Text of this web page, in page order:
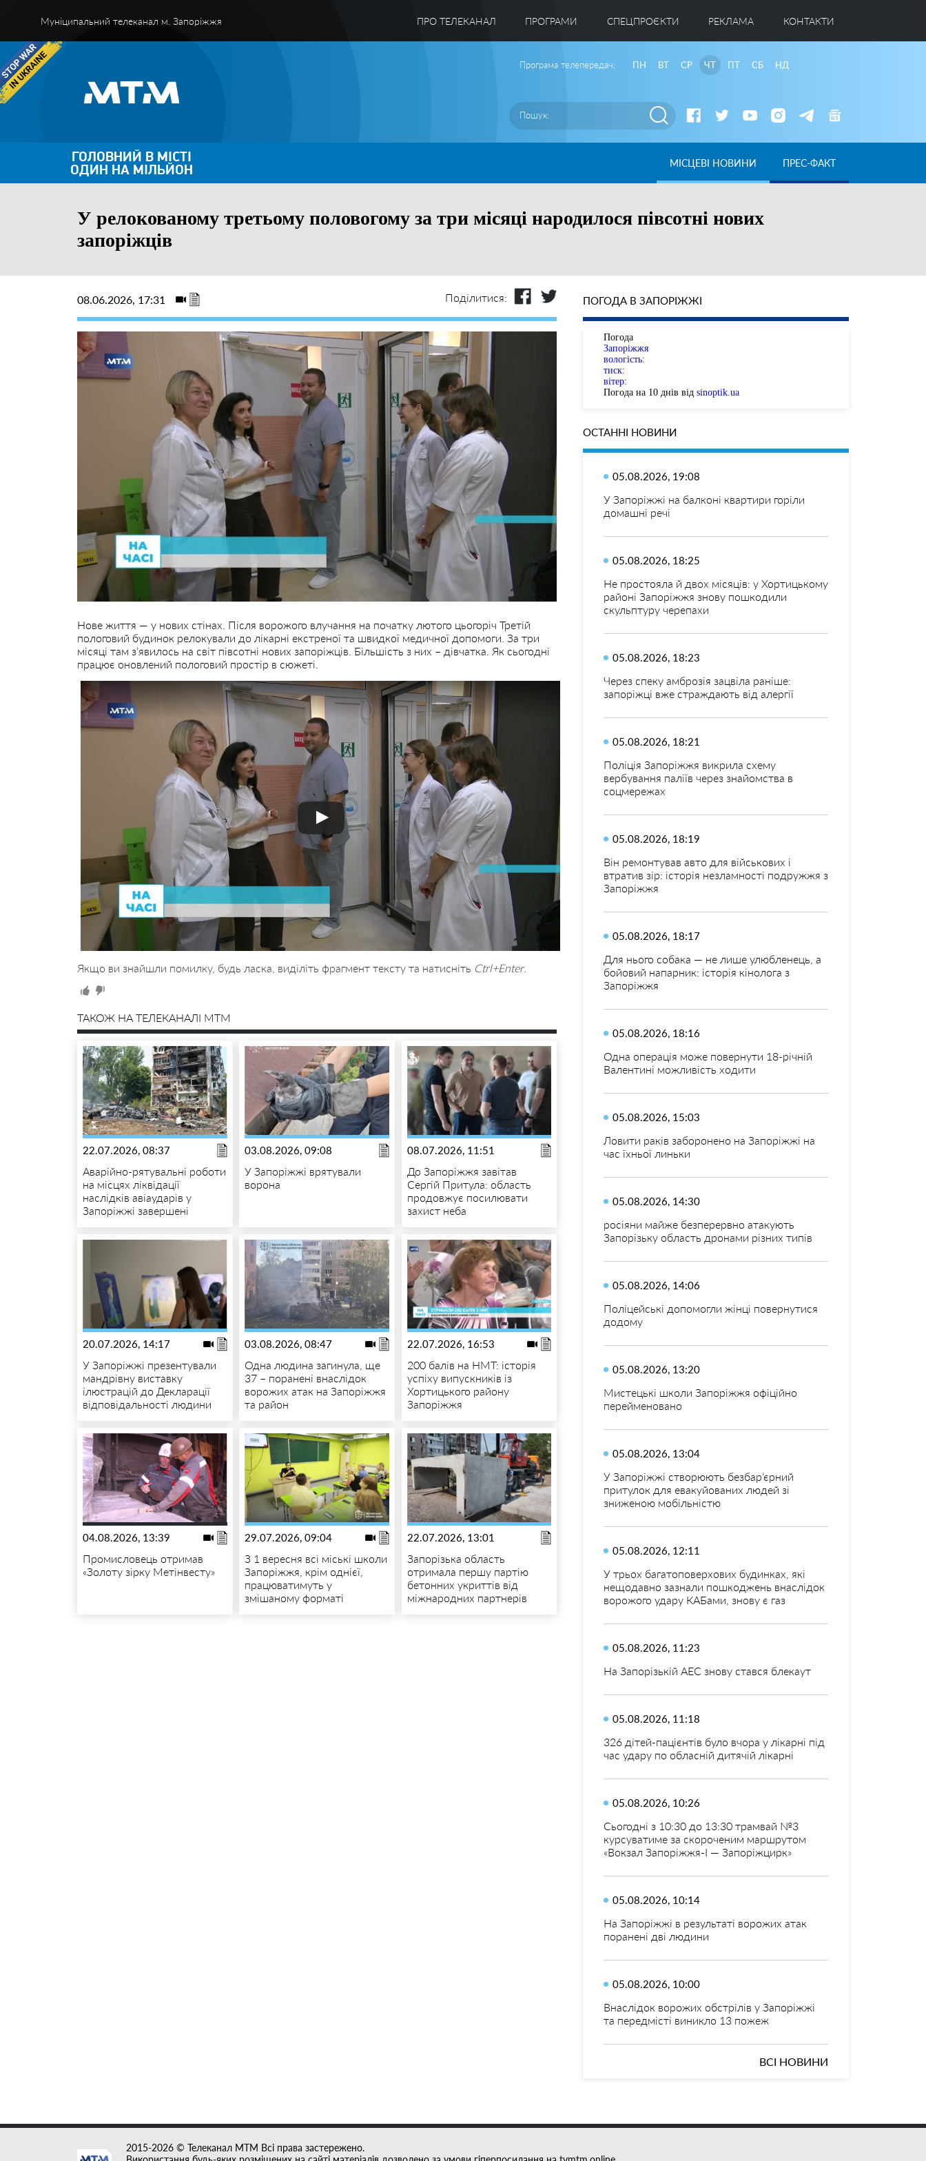
Муніципальний телеканал м. Запоріжжя ПРО ТЕЛЕКАНАЛ ПРОГРАМИ CПЕЦПРОЄКТИ РЕКЛАМА КОНТАКТИ
Програма телепередач: ПН ВТ СР ЧТ ПТ СБ НД
ГОЛОВНИЙ В МІСТІ
ОДИН НА МІЛЬЙОН МІСЦЕВІ НОВИНИ ПРЕС-ФАКТ
У релокованому третьому половогому за три місяці народилося півсотні нових
запоріжців
08.06.2026, 17:31 Поділитися:
Нове життя — у нових стінах. Після ворожого влучання на початку лютого цьогоріч Третій
пологовий будинок релокували до лікарні екстреної та швидкої медичної допомоги. За три
місяці там з’явилось на світ півсотні нових запоріжців. Більшість з них – дівчатка. Як сьогодні
працює оновлений пологовий простір в сюжеті.
Якщо ви знайшли помилку, будь ласка, виділіть фрагмент тексту та натисніть Ctrl+Enter.
ТАКОЖ НА ТЕЛЕКАНАЛІ MTM
22.07.2026, 08:37
Аварійно-рятувальні роботи
на місцях ліквідації
наслідків авіаударів у
Запоріжжі завершені
03.08.2026, 09:08
У Запоріжжі врятували
ворона
08.07.2026, 11:51
До Запоріжжя завітав
Сергій Притула: область
продовжує посилювати
захист неба
20.07.2026, 14:17
У Запоріжжі презентували
мандрівну виставку
ілюстрацій до Декларації
відповідальності людини
03.08.2026, 08:47
Одна людина загинула, ще
37 – поранені внаслідок
ворожих атак на Запоріжжя
та район
22.07.2026, 16:53
200 балів на НМТ: історія
успіху випускників із
Хортицького району
Запоріжжя
04.08.2026, 13:39
Промисловець отримав
«Золоту зірку Метінвесту»
29.07.2026, 09:04
З 1 вересня всі міські школи
Запоріжжя, крім однієї,
працюватимуть у
змішаному форматі
22.07.2026, 13:01
Запорізька область
отримала першу партію
бетонних укриттів від
міжнародних партнерів
ПОГОДА В ЗАПОРІЖЖІ
Погода
Запоріжжя
вологість:
тиск:
вітер:
Погода на 10 днів від sinoptik.ua
ОСТАННІ НОВИНИ
05.08.2026, 19:08
У Запоріжжі на балконі квартири горіли
домашні речі
05.08.2026, 18:25
Не простояла й двох місяців: у Хортицькому
районі Запоріжжя знову пошкодили
скульптуру черепахи
05.08.2026, 18:23
Через спеку амброзія зацвіла раніше:
запоріжці вже страждають від алергії
05.08.2026, 18:21
Поліція Запоріжжя викрила схему
вербування паліїв через знайомства в
соцмережах
05.08.2026, 18:19
Він ремонтував авто для військових і
втратив зір: історія незламності подружжя з
Запоріжжя
05.08.2026, 18:17
Для нього собака — не лише улюбленець, а
бойовий напарник: історія кінолога з
Запоріжжя
05.08.2026, 18:16
Одна операція може повернути 18-річній
Валентині можливість ходити
05.08.2026, 15:03
Ловити раків заборонено на Запоріжжі на
час їхньої линьки
05.08.2026, 14:30
росіяни майже безперервно атакують
Запорізьку область дронами різних типів
05.08.2026, 14:06
Поліцейські допомогли жінці повернутися
додому
05.08.2026, 13:20
Мистецькі школи Запоріжжя офіційно
перейменовано
05.08.2026, 13:04
У Запоріжжі створюють безбар’єрний
притулок для евакуйованих людей зі
зниженою мобільністю
05.08.2026, 12:11
У трьох багатоповерхових будинках, які
нещодавно зазнали пошкоджень внаслідок
ворожого удару КАБами, знову є газ
05.08.2026, 11:23
На Запорізькій АЕС знову стався блекаут
05.08.2026, 11:18
326 дітей-пацієнтів було вчора у лікарні під
час удару по обласній дитячій лікарні
05.08.2026, 10:26
Сьогодні з 10:30 до 13:30 трамвай №3
курсуватиме за скороченим маршрутом
«Вокзал Запоріжжя-I — Запоріжцирк»
05.08.2026, 10:14
На Запоріжжі в результаті ворожих атак
поранені дві людини
05.08.2026, 10:00
Внаслідок ворожих обстрілів у Запоріжжі
та передмісті виникло 13 пожеж
ВСІ НОВИНИ
2015-2026 © Телеканал MTM Всі права застережено.